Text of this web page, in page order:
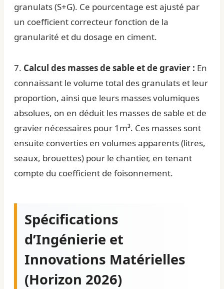
granulats (S+G). Ce pourcentage est ajusté par
un coefficient correcteur fonction de la
granularité et du dosage en ciment.
7. Calcul des masses de sable et de gravier : En
connaissant le volume total des granulats et leur
proportion, ainsi que leurs masses volumiques
absolues, on en déduit les masses de sable et de
gravier nécessaires pour 1m³. Ces masses sont
ensuite converties en volumes apparents (litres,
seaux, brouettes) pour le chantier, en tenant
compte du coefficient de foisonnement.
Spécifications
d’Ingénierie et
Innovations Matérielles
(Horizon 2026)